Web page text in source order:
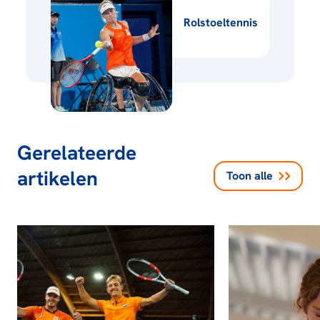
Rolstoeltennis
Gerelateerde
artikelen
Toon alle